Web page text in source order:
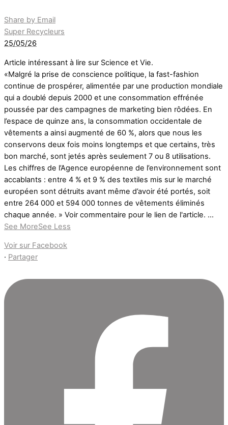
Share by Email
Super Recycleurs
25/05/26
Article intéressant à lire sur Science et Vie.
«Malgré la prise de conscience politique, la fast-fashion
continue de prospérer, alimentée par une production mondiale
qui a doublé depuis 2000 et une consommation effrénée
poussée par des campagnes de marketing bien rôdées. En
l’espace de quinze ans, la consommation occidentale de
vêtements a ainsi augmenté de 60 %, alors que nous les
conservons deux fois moins longtemps et que certains, très
bon marché, sont jetés après seulement 7 ou 8 utilisations.
Les chiffres de l’Agence européenne de l’environnement sont
accablants : entre 4 % et 9 % des textiles mis sur le marché
européen sont détruits avant même d’avoir été portés, soit
entre 264 000 et 594 000 tonnes de vêtements éliminés
chaque année. » Voir commentaire pour le lien de l'article. ...
See MoreSee Less
Voir sur Facebook
· Partager